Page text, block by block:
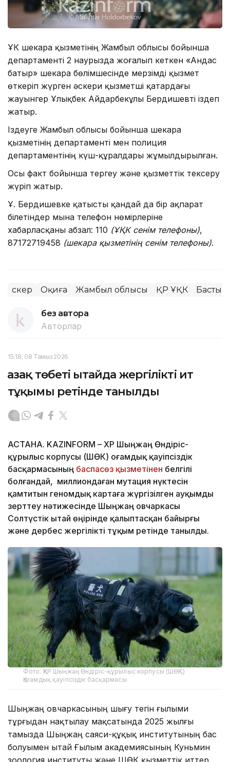
ҰҚК шекара қызметінің Жамбыл облысы бойынша
департаменті 2 наурызда жоғалып кеткен «Андас
батыр» шекара бөлімшесінде мерзімді қызмет
өткеріп жүрген әскери қызметші қатардағы
жауынгер Ұлықбек Айдарбекұлы Бердишевті іздеп
жатыр.
Іздеуге Жамбыл облысы бойынша шекара
қызметінің департаменті мен полиция
департаментінің күш-құралдары жұмылдырылған.
Осы факт бойынша тергеу және қызметтік тексеру
жүріп жатыр.
Ұ. Бердишевке қатысты қандай да бір ақпарат
білетіндер мына телефон нөмірлеріне
хабарласқаны абзал: 110 (ҰҚК сенім телефоны),
87172719458 (шекара қызметінің сенім телефоны).
Әскер Оқиға Жамбыл облысы ҚР ҰҚК Басты
без автора
Авторлар
15:18, 08 Тамыз 2026
Қазақ төбеті Қытайда жергілікті ит
тұқымы ретінде танылды
АСТАНА. KAZINFORM – ҚХР Шыңжаң Өндіріс-
құрылыс корпусы (ШӨҚК) Қоғамдық қауіпсіздік
басқармасының баспасөз қызметінен белгілі
болғандай, миллиондаған мутация нүктесін
қамтитын геномдық картаға жүргізілген ауқымды
зерттеу нәтижесінде Шыңжаң овчаркасы
Солтүстік Қытай өңірінде қалыптасқан байырғы
және дербес жергілікті тұқым ретінде танылды.
Фото: ҚХР Шыңжаң Өндіріс-құрылыс корпусы (ШӨҚК)
Қоғамдық қауіпсіздік басқармасы
Шыңжаң овчаркасының шығу тегін ғылыми
тұрғыдан нақтылау мақсатында 2025 жылғы
тамызда Шыңжаң саяси-құқық институтының бас
болуымен Қытай Ғылым академиясының Куньмин